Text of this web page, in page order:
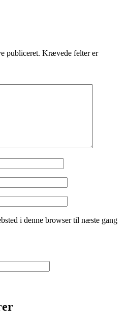
publiceret. Krævede felter er
i denne browser til næste gang